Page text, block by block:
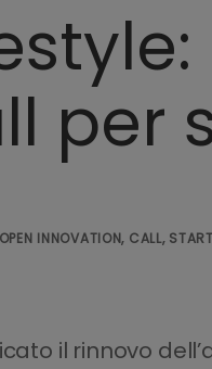
per
INNOVATION, CALL,
il rinnovo